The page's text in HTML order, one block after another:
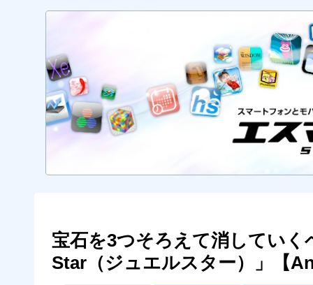
宝石を3つそろえて消してい
Star（ジュエルスター）」【